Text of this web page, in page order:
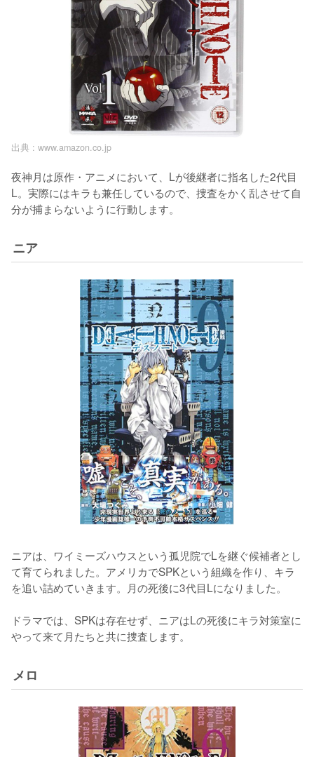
出典 : www.amazon.co.jp
夜神月は原作・アニメにおいて、Lが後継者に指名した2代目
L。実際にはキラも兼任しているので、捜査をかく乱させて自
分が捕まらないように行動します。
ニア
ニアは、ワイミーズハウスという孤児院でLを継ぐ候補者とし
て育てられました。アメリカでSPKという組織を作り、キラ
を追い詰めていきます。月の死後に3代目Lになりました。
ドラマでは、SPKは存在せず、ニアはLの死後にキラ対策室に
やって来て月たちと共に捜査します。
メロ